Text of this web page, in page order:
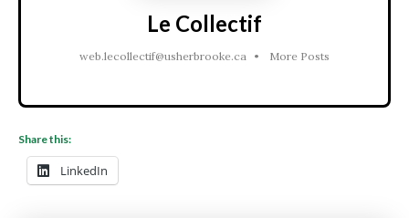
Le Collectif
web.lecollectif@usherbrooke.ca • More Posts
Share this:
LinkedIn